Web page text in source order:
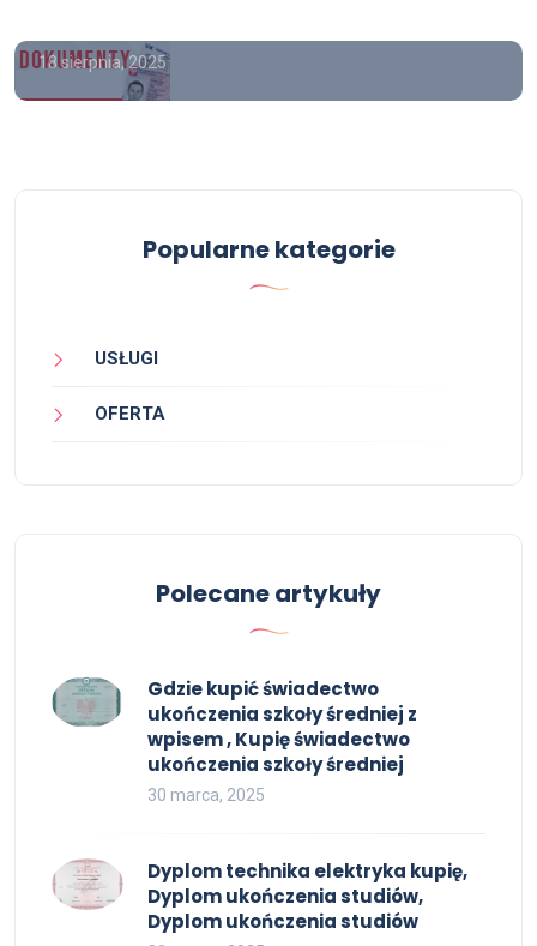
18 sierpnia, 2025
Popularne kategorie
USŁUGI
OFERTA
Polecane artykuły
Gdzie kupić świadectwo
ukończenia szkoły średniej z
wpisem , Kupię świadectwo
ukończenia szkoły średniej
30 marca, 2025
Dyplom technika elektryka kupię,
Dyplom ukończenia studiów,
Dyplom ukończenia studiów